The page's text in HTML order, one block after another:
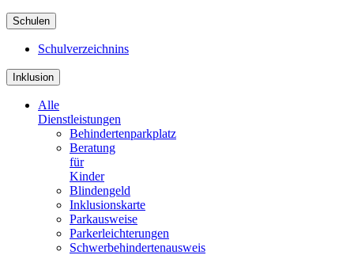
Schulen
Schulverzeichnins
Inklusion
Alle
Dienstleistungen
Behindertenparkplatz
Beratung
für
Kinder
Blindengeld
Inklusionskarte
Parkausweise
Parkerleichterungen
Schwerbehindertenausweis